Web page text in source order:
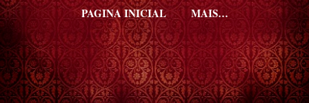
PAGINA INICIAL
MAIS…
CURSOS HA VAGAS MOC